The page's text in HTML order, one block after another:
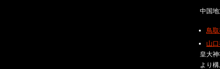
中国
鳥
山
皇大
より